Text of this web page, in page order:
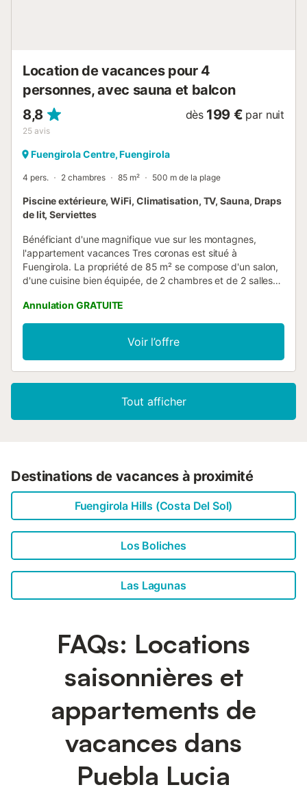
Location de vacances pour 4
personnes, avec sauna et balcon
8,8
25 avis
dès 199 € par nuit
Fuengirola Centre, Fuengirola
4 pers. 2 chambres 85 m² 500 m de la plage
Piscine extérieure, WiFi, Climatisation, TV, Sauna, Draps
de lit, Serviettes
Bénéficiant d'une magnifique vue sur les montagnes,
l'appartement vacances Tres coronas est situé à
Fuengirola. La propriété de 85 m² se compose d'un salon,
d'une cuisine bien équipée, de 2 chambres et de 2 salles
équipements supplémentaires comprennent le Wi-Fi, la
climatisation dans le salon et les chambres, une télévision
ainsi qu'une machine à laver. Le point fort de cet
hébergement est son espace extérieur privé avec un
balcon. Un espace extérieur partagé, composé d'une
les fumeurs et les célébrations d'événements ne sont pas
autorisés. L'immeuble est équipé d'un ascenseur....
Annulation GRATUITE
Voir l’offre
Tout afficher
Destinations de vacances à proximité
Fuengirola Hills (Costa Del Sol)
Los Boliches
Las Lagunas
FAQs: Locations
saisonnières et
appartements de
vacances dans
Puebla Lucia